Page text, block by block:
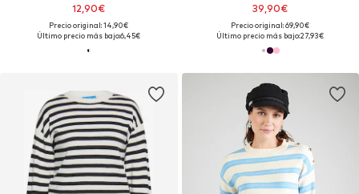
12,90€
Precio original: 14,90€
Último precio más bajo:6,45€
39,90€
Precio original: 69,90€
Último precio más bajo:27,93€